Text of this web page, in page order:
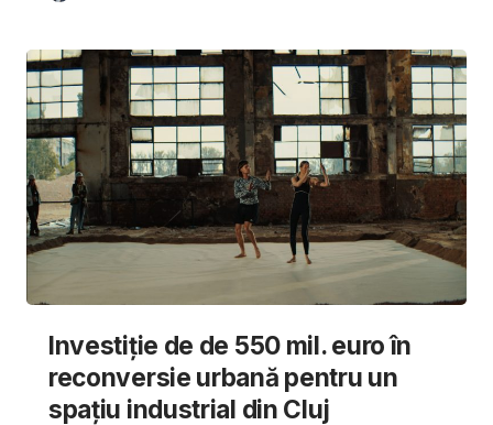
Investiție de de 550 mil. euro în
reconversie urbană pentru un
spațiu industrial din Cluj